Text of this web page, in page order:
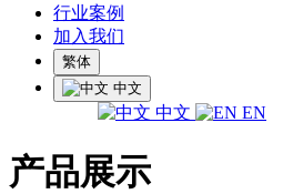
行业案例
加入我们
繁体
中文
中文 EN
产品展示